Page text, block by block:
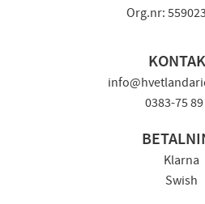
Org.nr:
0383-75
Klarna
Swish